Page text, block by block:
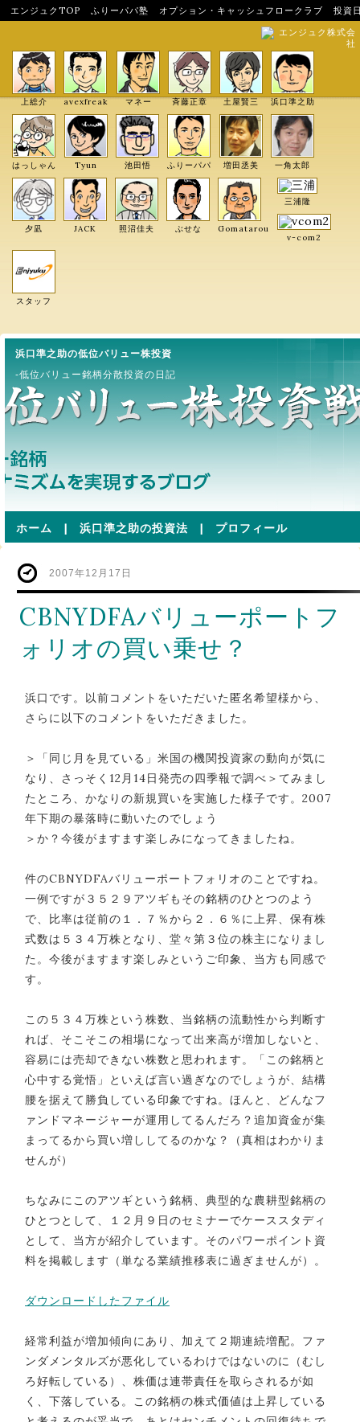
エンジュクTOP ふりーパパ塾 オプション・キャッシュフロークラブ
投資
エンジュク株式会
社
上総介 avexfreak マネー 斉藤正章 土屋賢三 浜口準之助
はっしゃん Tyun 池田悟 ふりーパパ 増田丞美 一角太郎
夕凪 JACK 照沼佳夫 ぶせな Gomatarou
三浦隆
v-com2
スタッフ
浜口準之助の低位バリュー株投資
-低位バリュー銘柄分散投資の日記
ホーム | 浜口準之助の投資法 | プロフィール
2007年12月17日
CBNYDFAバリューポートフ
ォリオの買い乗せ？
浜口です。以前コメントをいただいた匿名希望様から、
さらに以下のコメントをいただきました。
＞「同じ月を見ている」米国の機関投資家の動向が気に
なり、さっそく12月14日発売の四季報で調べ＞てみまし
たところ、かなりの新規買いを実施した様子です。2007
年下期の暴落時に動いたのでしょう
＞か？今後がますます楽しみになってきましたね。
件のCBNYDFAバリューポートフォリオのことですね。
一例ですが３５２９アツギもその銘柄のひとつのよう
で、比率は従前の１．７％から２．６％に上昇、保有株
式数は５３４万株となり、堂々第３位の株主になりまし
た。今後がますます楽しみというご印象、当方も同感で
す。
この５３４万株という株数、当銘柄の流動性から判断す
れば、そこそこの相場になって出来高が増加しないと、
容易には売却できない株数と思われます。「この銘柄と
心中する覚悟」といえば言い過ぎなのでしょうが、結構
腰を据えて勝負している印象ですね。ほんと、どんなフ
ァンドマネージャーが運用してるんだろ？追加資金が集
まってるから買い増ししてるのかな？（真相はわかりま
せんが）
ちなみにこのアツギという銘柄、典型的な農耕型銘柄の
ひとつとして、１２月９日のセミナーでケーススタディ
として、当方が紹介しています。そのパワーポイント資
料を掲載します（単なる業績推移表に過ぎませんが）。
ダウンロードしたファイル
経常利益が増加傾向にあり、加えて２期連続増配。ファ
ンダメンタルズが悪化しているわけではないのに（むし
ろ好転している）、株価は連帯責任を取らされるが如
く、下落している。この銘柄の株式価値は上昇している